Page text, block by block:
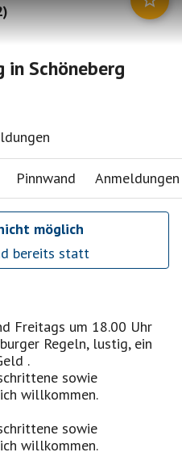
)
in Schöneberg
Pinnwand Anmeldungen
möglich
bereits statt
Freitags um 18.00 Uhr
Regeln, lustig, ein
.
sowie
willkommen.
sowie
willkommen.